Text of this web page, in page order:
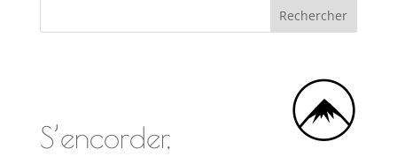
S’encorder,